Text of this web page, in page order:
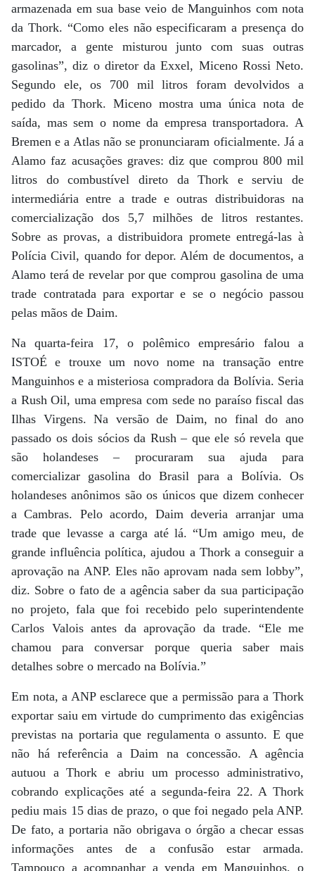
armazenada em sua base veio de Manguinhos com nota
da Thork. “Como eles não especificaram a presença do
marcador, a gente misturou junto com suas outras
gasolinas”, diz o diretor da Exxel, Miceno Rossi Neto.
Segundo ele, os 700 mil litros foram devolvidos a
pedido da Thork. Miceno mostra uma única nota de
saída, mas sem o nome da empresa transportadora. A
Bremen e a Atlas não se pronunciaram oficialmente. Já a
Alamo faz acusações graves: diz que comprou 800 mil
litros do combustível direto da Thork e serviu de
intermediária entre a trade e outras distribuidoras na
comercialização dos 5,7 milhões de litros restantes.
Sobre as provas, a distribuidora promete entregá-las à
Polícia Civil, quando for depor. Além de documentos, a
Alamo terá de revelar por que comprou gasolina de uma
trade contratada para exportar e se o negócio passou
pelas mãos de Daim.
Na quarta-feira 17, o polêmico empresário falou a
ISTOÉ e trouxe um novo nome na transação entre
Manguinhos e a misteriosa compradora da Bolívia. Seria
a Rush Oil, uma empresa com sede no paraíso fiscal das
Ilhas Virgens. Na versão de Daim, no final do ano
passado os dois sócios da Rush – que ele só revela que
são holandeses – procuraram sua ajuda para
comercializar gasolina do Brasil para a Bolívia. Os
holandeses anônimos são os únicos que dizem conhecer
a Cambras. Pelo acordo, Daim deveria arranjar uma
trade que levasse a carga até lá. “Um amigo meu, de
grande influência política, ajudou a Thork a conseguir a
aprovação na ANP. Eles não aprovam nada sem lobby”,
diz. Sobre o fato de a agência saber da sua participação
no projeto, fala que foi recebido pelo superintendente
Carlos Valois antes da aprovação da trade. “Ele me
chamou para conversar porque queria saber mais
detalhes sobre o mercado na Bolívia.”
Em nota, a ANP esclarece que a permissão para a Thork
exportar saiu em virtude do cumprimento das exigências
previstas na portaria que regulamenta o assunto. E que
não há referência a Daim na concessão. A agência
autuou a Thork e abriu um processo administrativo,
cobrando explicações até a segunda-feira 22. A Thork
pediu mais 15 dias de prazo, o que foi negado pela ANP.
De fato, a portaria não obrigava o órgão a checar essas
informações antes de a confusão estar armada.
Tampouco a acompanhar a venda em Manguinhos, o